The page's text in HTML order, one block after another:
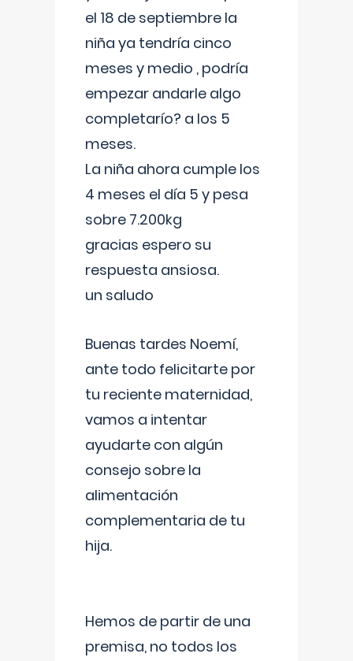
el 18 de septiembre la
niña ya tendría cinco
meses y medio , podría
empezar andarle algo
completarío? a los 5
meses.
La niña ahora cumple los
4 meses el día 5 y pesa
sobre 7.200kg
gracias espero su
respuesta ansiosa.
un saludo
Buenas tardes Noemí,
ante todo felicitarte por
tu reciente maternidad,
vamos a intentar
ayudarte con algún
consejo sobre la
alimentación
complementaria de tu
hija.
Hemos de partir de una
premisa, no todos los